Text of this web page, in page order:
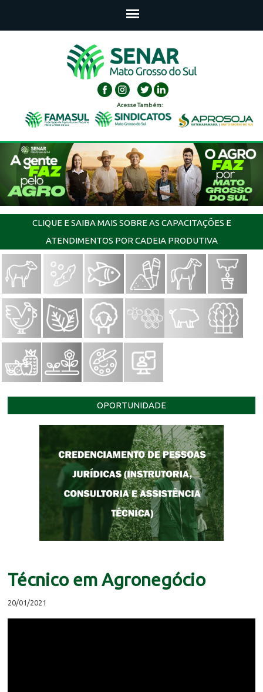
Acesse Também:
CLIQUE E SAIBA MAIS SOBRE AS CAPACITAÇÕES E
ATENDIMENTOS POR CADEIA PRODUTIVA
OPORTUNIDADE
Técnico em Agronegócio
20/01/2021